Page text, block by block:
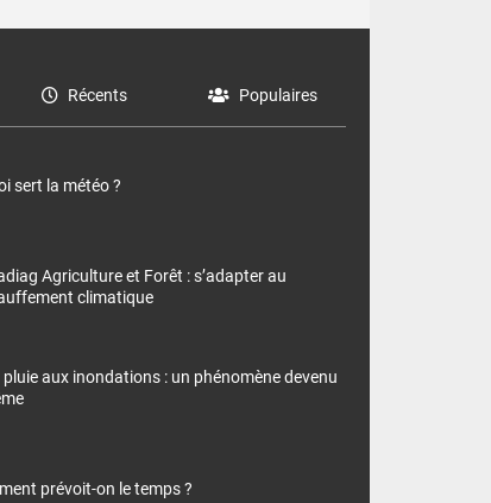
Récents Populaires
sert la météo ?
Agriculture et Forêt : s’adapter au
climatique
pluie aux inondations : un phénomène devenu
prévoit-on le temps ?